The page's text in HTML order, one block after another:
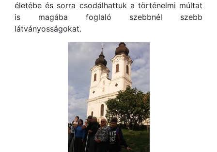
életébe és sorra csodálhattuk a történelmi múltat
is magába foglaló szebbnél szebb
látványosságokat.